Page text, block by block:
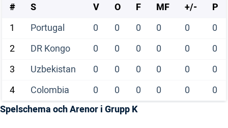
# S V O F MF +/-
P
1
Portugal 0 0 0 0 0
0
2
DR Kongo 0 0 0 0 0
0
3
Uzbekistan 0 0 0 0 0
0
4
Colombia 0 0 0 0 0
0
Spelschema och Arenor i Grupp K